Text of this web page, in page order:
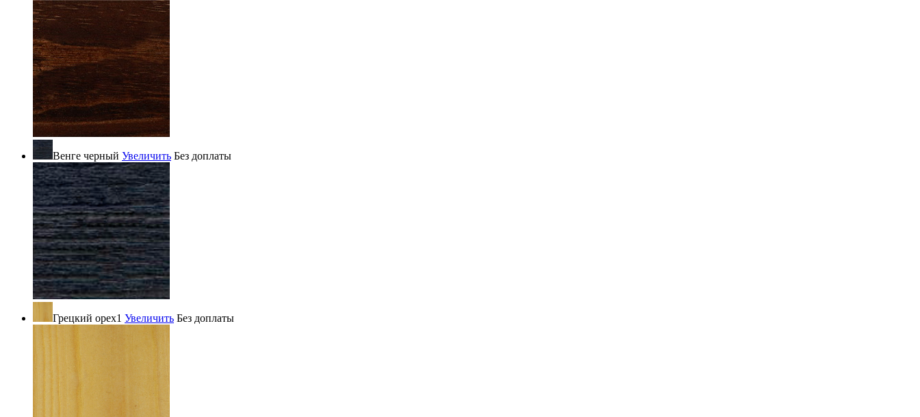
Венге черный Увеличить Без доплаты
Грецкий орех1 Увеличить Без доплаты